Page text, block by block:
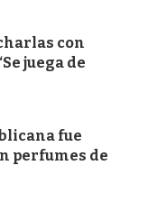
con
juega de
fue
perfumes de